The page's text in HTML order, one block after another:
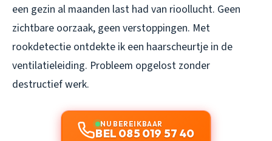
een gezin al maanden last had van rioollucht. Geen
zichtbare oorzaak, geen verstoppingen. Met
rookdetectie ontdekte ik een haarscheurtje in de
ventilatieleiding. Probleem opgelost zonder
destructief werk.
NU BEREIKBAAR
BEL 085 019 57 40